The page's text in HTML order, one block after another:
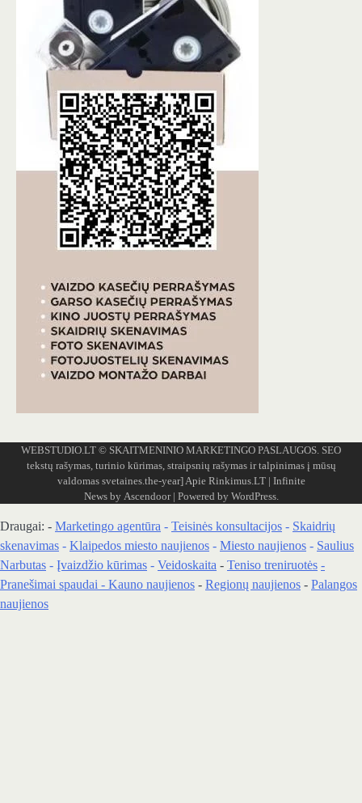
WEBSTUDIO.LT © SKAITMENINIO MARKETINGO PASLAUGOS. SEO
tekstų rašymas, turinio kūrimas, straipsnių rašymas ir talpinimas į mūsų
valdomas svetaines.the-year]Apie Rinkimus.LT| Infinite
News by Ascendoor| Powered by WordPress.
Draugai: - Marketingo agentūra - Teisinės konsultacijos - Skaidrių
skenavimas - Klaipedos miesto naujienos - Miesto naujienos - Saulius
Narbutas - Įvaizdžio kūrimas - Veidoskaita - Teniso treniruotės -
Pranešimai spaudai - Kauno naujienos - Regionų naujienos - Palangos
naujienos